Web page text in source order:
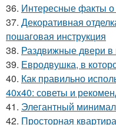
36. Интересные факты
37. Декоративная
пошаговая инструкция
38. Раздвижные двери в
39. Евродвушка, в
40. Как правильно
40x40: советы и
41. Элегантный
42. Просторная